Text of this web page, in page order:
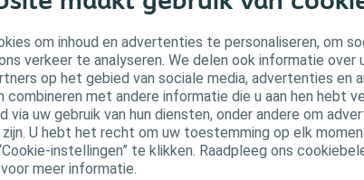
om inhoud en advertenties te personaliseren, om
verkeer te analyseren. We delen ook informatie over
op het gebied van sociale media, advertenties en
combineren met andere informatie die u aan hen hebt
via uw gebruik van hun diensten, onder andere om
U hebt het recht om uw toestemming op elk
instellingen” te klikken. Raadpleeg ons
meer informatie.
Exsudaatophoping vermijden:
verhindert de genezing van chronische wonden.
en lekken op de wondranden en de huid rondom de wonde.
schuimverbanden kunnen een holte laten tussen het
bij de patiënten toe, wat leidt tot een vertraagde